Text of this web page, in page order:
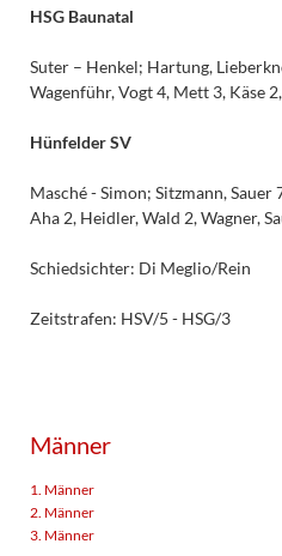
HSG Baunatal
Suter – Henkel; Hartung,
Wagenführ, Vogt 4, Mett 3, Käse
Hünfelder SV
Masché - Simon; Sitzmann, Sauer
Aha 2, Heidler, Wald 2, Wagner,
Schiedsichter: Di Meglio/Rein
Zeitstrafen: HSV/5 - HSG/3
Männer
1. Männer
2. Männer
3. Männer